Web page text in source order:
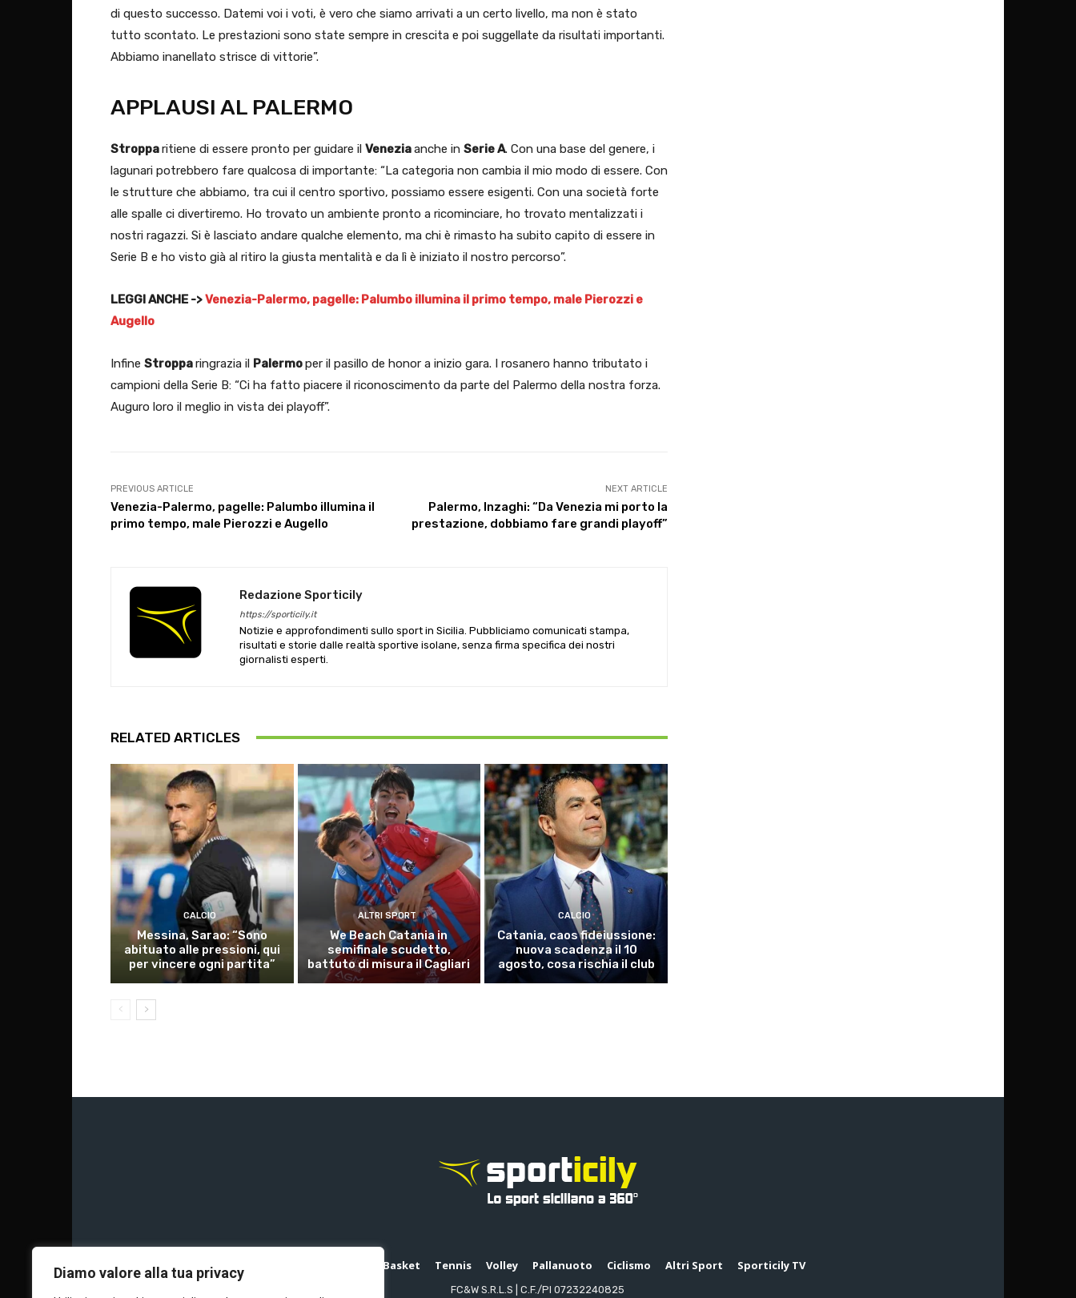
Diamo valore alla tua privacy
di questo successo. Datemi voi i voti, è vero che siamo arrivati a un certo livello, ma non è stato
tutto scontato. Le prestazioni sono state sempre in crescita e poi suggellate da risultati importanti.
Abbiamo inanellato strisce di vittorie”.
APPLAUSI AL PALERMO
Stropparitiene di essere pronto per guidare il Veneziaanche in Serie A. Con una base del genere, i
lagunari potrebbero fare qualcosa di importante: “La categoria non cambia il mio modo di essere. Con
le strutture che abbiamo, tra cui il centro sportivo, possiamo essere esigenti. Con una società forte
alle spalle ci divertiremo. Ho trovato un ambiente pronto a ricominciare, ho trovato mentalizzati i
nostri ragazzi. Si è lasciato andare qualche elemento, ma chi è rimasto ha subito capito di essere in
Serie B e ho visto già al ritiro la giusta mentalità e da lì è iniziato il nostro percorso”.
LEGGI ANCHE ->Venezia-Palermo, pagelle: Palumbo illumina il primo tempo, male Pierozzi e
Augello
Infine Stropparingrazia il Palermoper il pasillo de honor a inizio gara. I rosanero hanno tributato i
campioni della Serie B: “Ci ha fatto piacere il riconoscimento da parte del Palermo della nostra forza.
Auguro loro il meglio in vista dei playoff”.
PREVIOUS ARTICLE
Venezia-Palermo, pagelle: Palumbo illumina il
primo tempo, male Pierozzi e Augello
NEXT ARTICLE
Palermo, Inzaghi: “Da Venezia mi porto la
prestazione, dobbiamo fare grandi playoff”
Redazione Sporticily
https://sporticily.it
Notizie e approfondimenti sullo sport in Sicilia. Pubbliciamo comunicati stampa,
risultati e storie dalle realtà sportive isolane, senza firma specifica dei nostri
giornalisti esperti.
RELATED ARTICLES
CALCIO
Messina, Sarao: “Sono
abituato alle pressioni, qui
per vincere ogni partita”
ALTRI SPORT
We Beach Catania in
semifinale scudetto,
battuto di misura il Cagliari
CALCIO
Catania, caos fideiussione:
nuova scadenza il 10
agosto, cosa rischia il club
Basket Tennis Volley Pallanuoto Ciclismo Altri Sport Sporticily TV
FC&W S.R.L.S | C.F./PI 07232240825